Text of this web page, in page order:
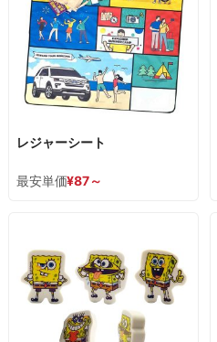
最安単価¥87～
レジャーシート